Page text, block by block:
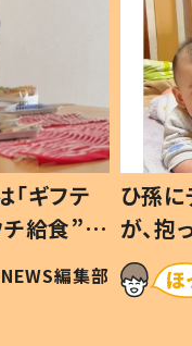
ギフテ
給食”を
令和の親
NEWS編集部
ひ孫
が、
「涙が
い」